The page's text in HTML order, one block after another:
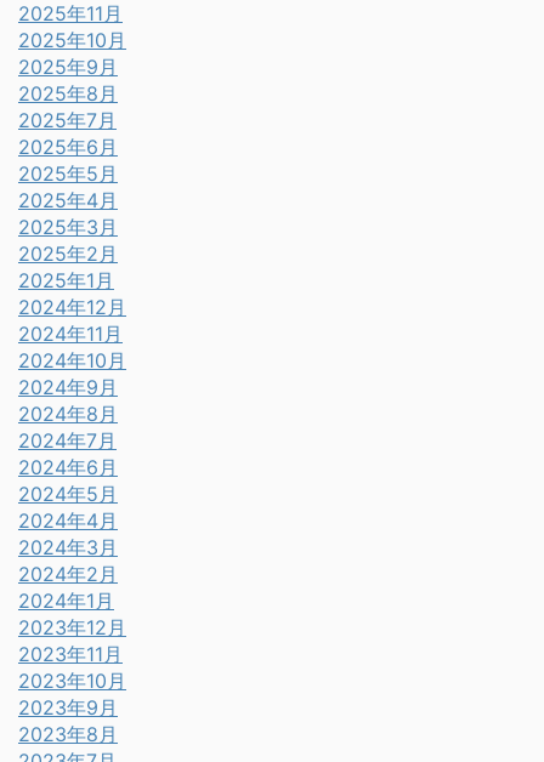
2025年11月
2025年10月
2025年9月
2025年8月
2025年7月
2025年6月
2025年5月
2025年4月
2025年3月
2025年2月
2025年1月
2024年12月
2024年11月
2024年10月
2024年9月
2024年8月
2024年7月
2024年6月
2024年5月
2024年4月
2024年3月
2024年2月
2024年1月
2023年12月
2023年11月
2023年10月
2023年9月
2023年8月